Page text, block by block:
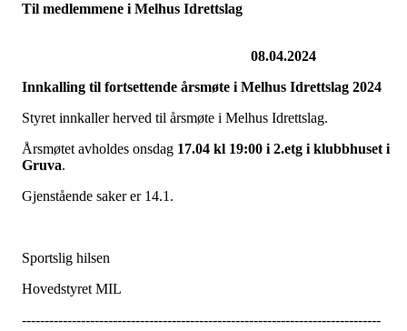
Til medlemmene i Melhus Idrettslag
08.04.2024
Innkalling til fortsettende årsmøte i Melhus Idrettslag 2024
Styret innkaller herved til årsmøte i Melhus Idrettslag.
Årsmøtet avholdes onsdag 17.04 kl 19:00 i 2.etg i klubbhuset i
Gruva.
Gjenstående saker er 14.1.
Sportslig hilsen
Hovedstyret MIL
-------------------------------------------------------------------------------